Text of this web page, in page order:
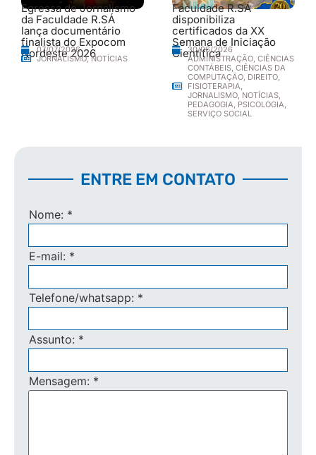
Egressa de Jornalismo
da Faculdade R.SÁ
lança documentário
finalista do Expocom
Nordeste 2026
07/07/2026
JORNALISMO,NOTÍCIAS
Faculdade R.SÁ
disponibiliza
certificados da XX
Semana de Iniciação
Científica
30/06/2026
ADMINISTRAÇÃO, CIÊNCIAS
CONTÁBEIS, CIÊNCIAS DA
COMPUTAÇÃO, DIREITO,
FISIOTERAPIA,
JORNALISMO, NOTÍCIAS,
PEDAGOGIA, PSICOLOGIA,
SERVIÇO SOCIAL
ENTRE EM CONTATO
Nome: *
E-mail: *
Telefone/whatsapp: *
Assunto: *
Mensagem: *